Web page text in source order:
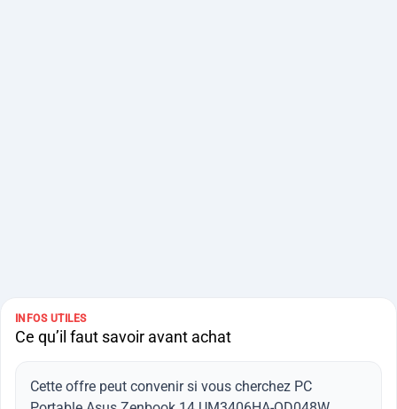
INFOS UTILES
Ce qu’il faut savoir avant achat
Cette offre peut convenir si vous cherchez PC